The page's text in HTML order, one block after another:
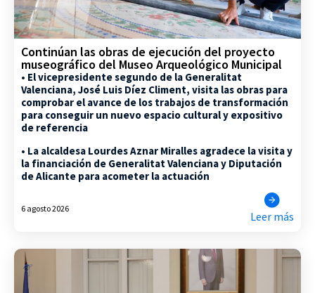
Continúan las obras de ejecución del proyecto
museográfico del Museo Arqueológico Municipal
• El vicepresidente segundo de la Generalitat
Valenciana, José Luis Díez Climent, visita las obras para
comprobar el avance de los trabajos de transformación
para conseguir un nuevo espacio cultural y expositivo
de referencia
• La alcaldesa Lourdes Aznar Miralles agradece la visita y
la financiación de Generalitat Valenciana y Diputación
de Alicante para acometer la actuación
6 agosto 2026
Leer más